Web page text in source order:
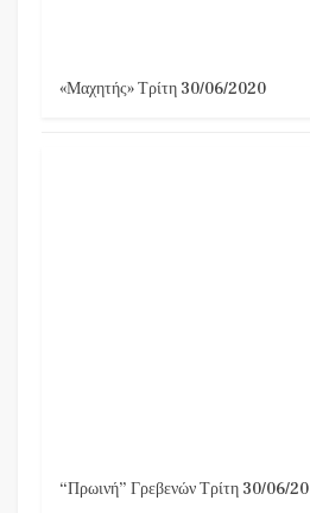
«Μαχητής» Τρίτη 30/06/2020
“Πρωινή” Γρεβενών Τρίτη 30/06/20